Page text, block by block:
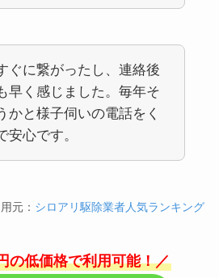
ぐに繋がったし、連絡後
早く感じました。毎年そ
かと様子伺いの電話をく
安心です。
元： シロアリ駆除業者人気ランキング
の低価格で利用可能！／